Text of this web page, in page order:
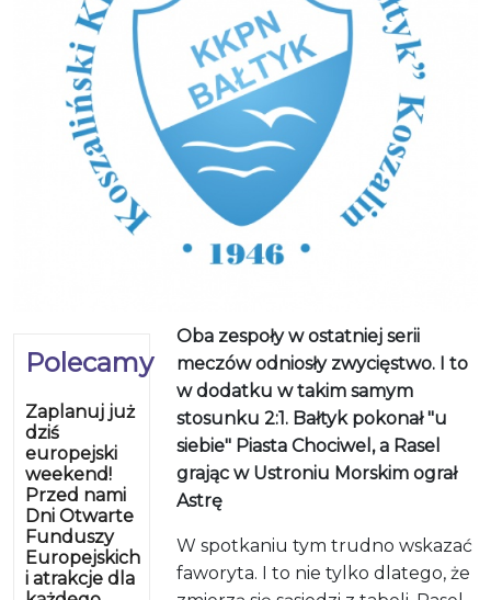
Polecamy
Zaplanuj już
dziś
europejski
weekend!
Przed nami
Dni Otwarte
Funduszy
Europejskich
i atrakcje dla
Oba zespoły w ostatniej serii
meczów odniosły zwycięstwo. I to
w dodatku w takim samym
stosunku 2:1. Bałtyk pokonał "u
siebie" Piasta Chociwel, a Rasel
grając w Ustroniu Morskim ograł
Astrę
W spotkaniu tym trudno wskazać
faworyta. I to nie tylko dlatego, że